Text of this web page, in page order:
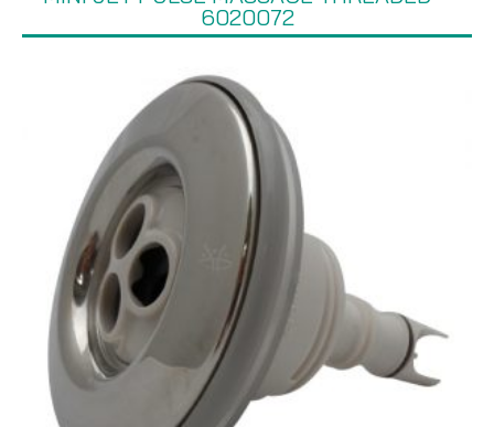
6020072